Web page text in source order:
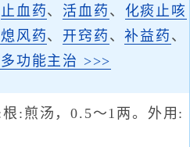
止血药、 活血药 、 化痰止咳
风药、 开窍药 、补益药 、
功能主治 >>>
根:煎汤，0.5～1两。外用: